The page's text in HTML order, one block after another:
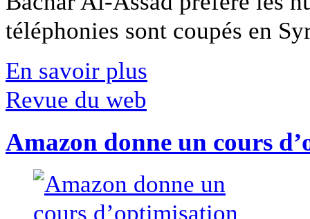
téléphonies sont coupés en
En savoir plus
Revue du web
Amazon donne un cours